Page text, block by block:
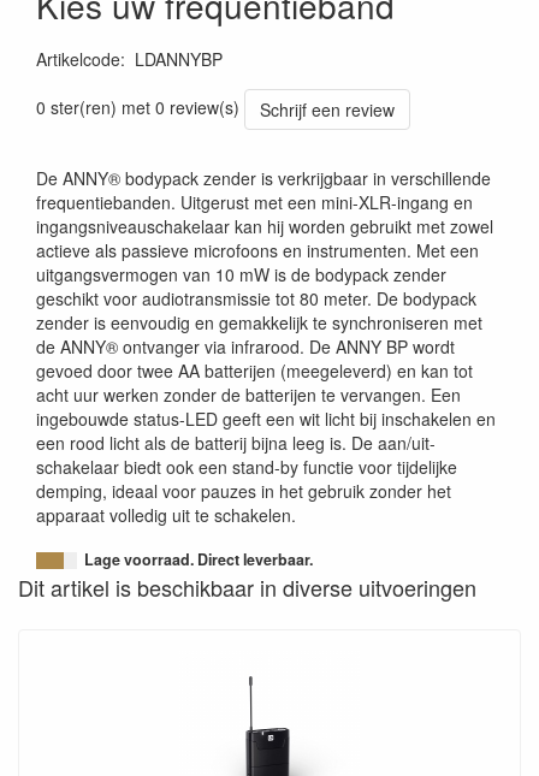
Artikelcode: LDANNYBP
0 ster(ren) met 0 review(s)
Schrijf een review
De ANNY® bodypack zender is verkrijgbaar in verschillende
frequentiebanden. Uitgerust met een mini-XLR-ingang en
ingangsniveauschakelaar kan hij worden gebruikt met zowel
actieve als passieve microfoons en instrumenten. Met een
uitgangsvermogen van 10 mW is de bodypack zender
geschikt voor audiotransmissie tot 80 meter. De bodypack
zender is eenvoudig en gemakkelijk te synchroniseren met
de ANNY® ontvanger via infrarood. De ANNY BP wordt
gevoed door twee AA batterijen (meegeleverd) en kan tot
acht uur werken zonder de batterijen te vervangen. Een
ingebouwde status-LED geeft een wit licht bij inschakelen en
een rood licht als de batterij bijna leeg is. De aan/uit-
schakelaar biedt ook een stand-by functie voor tijdelijke
demping, ideaal voor pauzes in het gebruik zonder het
apparaat volledig uit te schakelen.
Lage voorraad. Direct leverbaar.
Dit artikel is beschikbaar in diverse uitvoeringen